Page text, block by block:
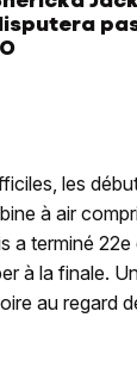
les
à air
a terminé
à la finale.
au regard